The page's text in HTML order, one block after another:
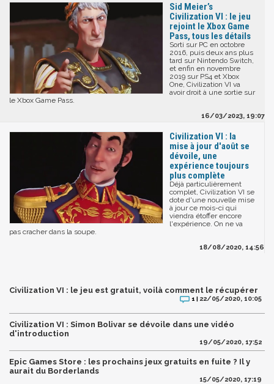
Sid Meier’s
Civilization VI : le jeu
rejoint le Xbox Game
Pass, tous les détails
Sorti sur PC en octobre
2016, puis deux ans plus
tard sur Nintendo Switch,
et enfin en novembre
2019 sur PS4 et Xbox
One, Civilization VI va
avoir droit à une sortie sur
le Xbox Game Pass.
16/03/2023, 19:07
Civilization VI : la
mise à jour d'août se
dévoile, une
expérience toujours
plus complète
Déjà particulièrement
complet, Civilization VI se
dote d'une nouvelle mise
à jour ce mois-ci qui
viendra étoffer encore
l'expérience. On ne va
pas cracher dans la soupe.
18/08/2020, 14:56
Civilization VI : le jeu est gratuit, voilà comment le récupérer
1 | 22/05/2020, 10:05
Civilization VI : Simon Bolivar se dévoile dans une vidéo
d'introduction
19/05/2020, 17:52
Epic Games Store : les prochains jeux gratuits en fuite ? Il y
aurait du Borderlands
15/05/2020, 17:19